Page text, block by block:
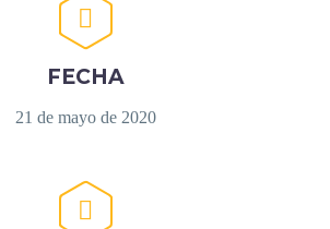


FECHA
21 de mayo de 2020

